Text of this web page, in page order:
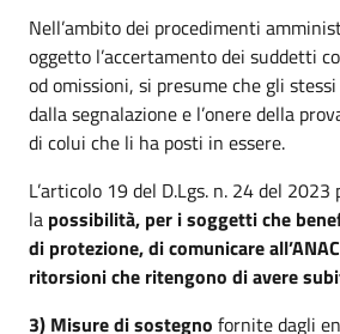
Nell’ambito dei procedimenti
oggetto l’accertamento dei suddetti
od omissioni, si presume che gli
dalla segnalazione e l’onere della
di colui che li ha posti in essere.
L’articolo 19 del D.Lgs. n. 24 del 2023
la possibilità, per i soggetti che
di protezione, di comunicare
ritorsioni che ritengono di avere
3) Misure di sostegno fornite dagli